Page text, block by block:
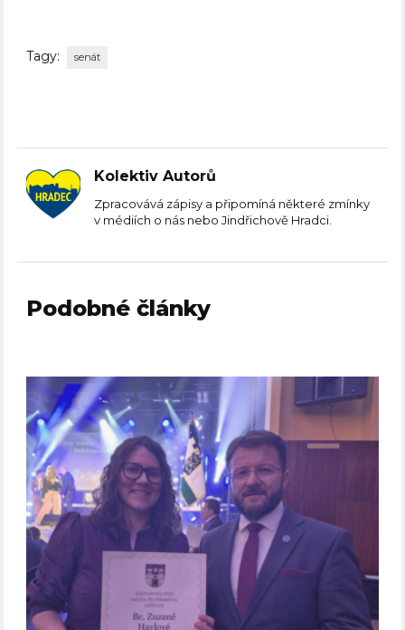
Tagy: senát
Kolektiv Autorů
Zpracovává zápisy a připomíná některé zmínky
v médiích o nás nebo Jindřichově Hradci.
Podobné články